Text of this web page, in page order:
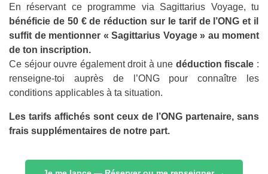
En réservant ce programme via Sagittarius Voyage, tu
bénéficie de 50 € de réduction sur le tarif de l’ONG et il
suffit de mentionner « Sagittarius Voyage » au moment
de ton inscription.
Ce séjour ouvre également droit à une déduction fiscale :
renseigne-toi auprès de l’ONG pour connaître les
conditions applicables à ta situation.
Les tarifs affichés sont ceux de l’ONG partenaire, sans
frais supplémentaires de notre part.